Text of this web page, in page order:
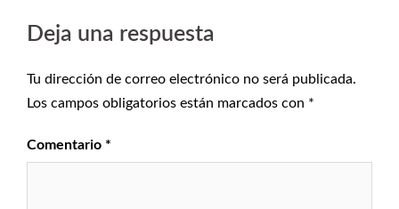
Deja una respuesta
Tu dirección de correo electrónico no será publicada.
Los campos obligatorios están marcados con *
Comentario *